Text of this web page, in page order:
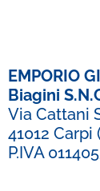
EMPORIO
Biagini
Via Cattani
41012
P.IVA